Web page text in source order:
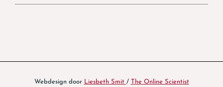
Webdesign door Liesbeth Smit / The Online Scientist